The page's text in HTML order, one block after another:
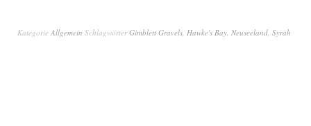
Kategorie Allgemein SchlagwörterGimblett Gravels, Hawke's Bay, Neuseeland, Syrah